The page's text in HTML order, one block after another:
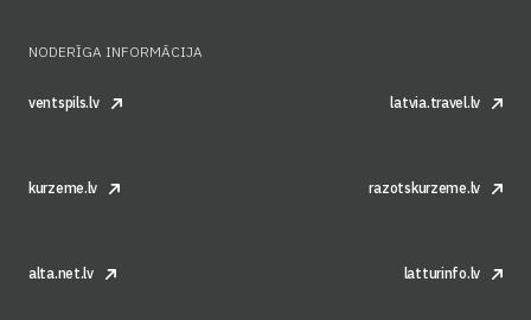
NODERĪGA INFORMĀCIJA
ventspils.lv latvia.travel.lv
kurzeme.lv razotskurzeme.lv
alta.net.lv latturinfo.lv